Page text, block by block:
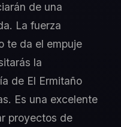
de una
La fuerza
te da el empuje
la
de El Ermitaño
Es una excelente
proyectos de